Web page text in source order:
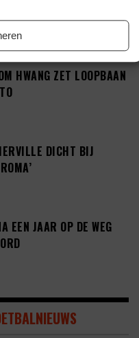
HWANG ZET LOOPBAAN
DICHT BIJ
EEN JAAR OP DE WEG